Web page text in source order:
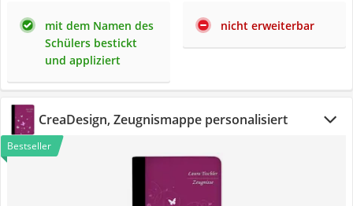
mit dem Namen des
Schülers bestickt
und appliziert
nicht erweiterbar
CreaDesign, Zeugnismappe personalisiert
Bestseller